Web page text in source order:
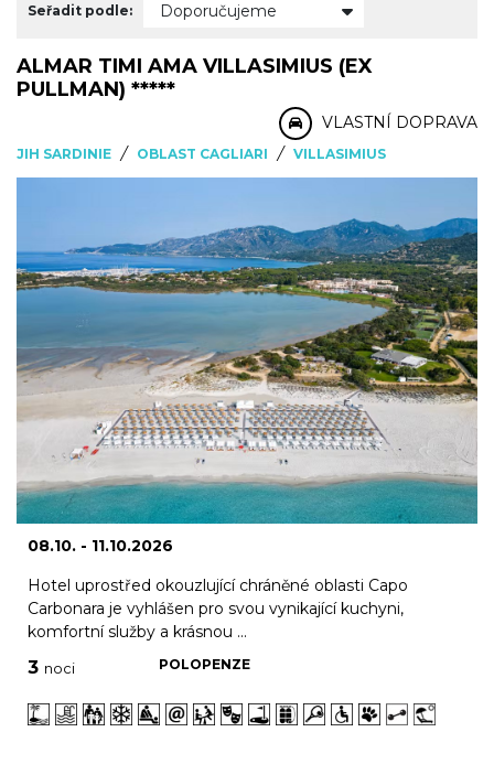
Seřadit podle: Doporučujeme
ALMAR TIMI AMA VILLASIMIUS (EX
PULLMAN) *****
VLASTNÍ DOPRAVA
JIH SARDINIE / OBLAST CAGLIARI / VILLASIMIUS
08.10. - 11.10.2026
Hotel uprostřed okouzlující chráněné oblasti Capo
Carbonara je vyhlášen pro svou vynikající kuchyni,
komfortní služby a krásnou ...
3 noci POLOPENZE